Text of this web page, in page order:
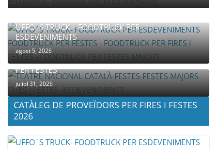
UFFO´S TRUCK – FOODTRUCK PER
ESDEVENIMENTS
agost 5, 2026
COMPANYIA TENAC – TEATRE NACIONAL CATALÀ
PER FESTES
juliol 31, 2026
CATÀLEG DE PROVEÏDORS PER FIRES I FESTES
2026